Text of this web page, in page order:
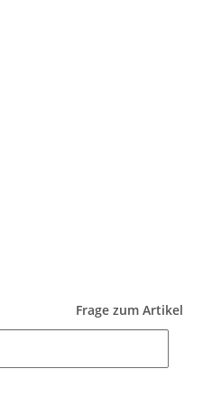
Frage zum Artikel